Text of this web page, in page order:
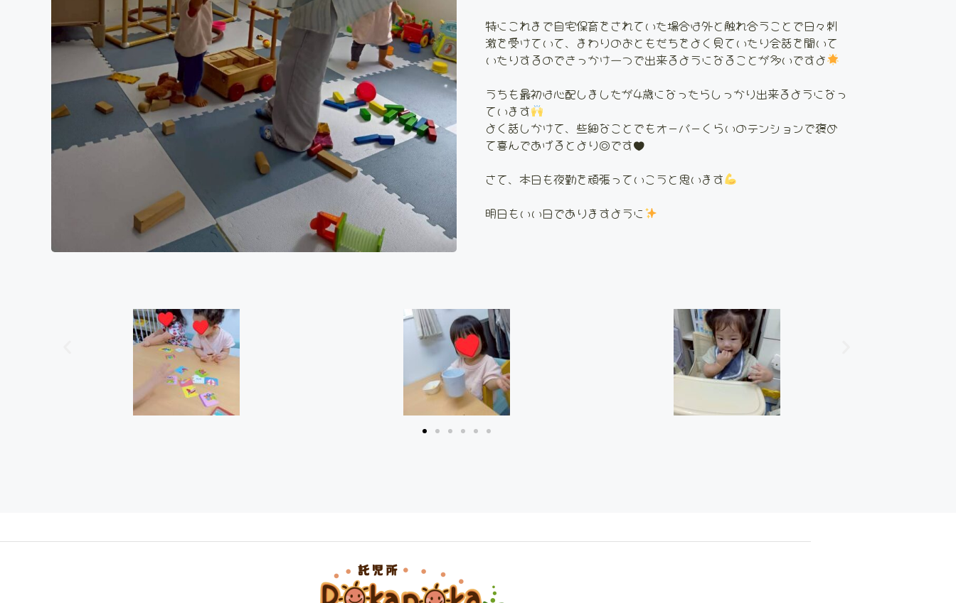
特にこれまで自宅保育をされていた場合は外と触れ合うことで日々刺
激を受けていて、まわりのおともだちをよく見ていたり会話を聞いて
いたりするのできっかけ一つで出来るようになることが多いですよ
うちも最初は心配しましたが4歳になったらしっかり出来るようになっ
ています
よく話しかけて、些細なことでもオーバーくらいのテンションで褒め
て喜んであげるとより◎です♥
さて、本日も夜勤を頑張っていこうと思います
明日もいい日でありますように